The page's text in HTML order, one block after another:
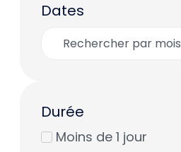
Dates
Rechercher par mois
Durée
Moins de 1 jour